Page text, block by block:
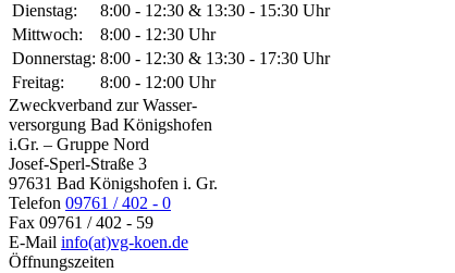
Dienstag:
8:00 - 12:30 & 13:30 - 15:30 Uhr
Mittwoch:
8:00 - 12:30 Uhr
Donnerstag: 8:00 - 12:30 & 13:30 - 17:30 Uhr
Freitag:
8:00 - 12:00 Uhr
Zweckverband zur Wasser-
versorgung Bad Königshofen
i.Gr. – Gruppe Nord
Josef-Sperl-Straße 3
97631 Bad Königshofen i. Gr.
Telefon 09761 / 402 - 0
Fax 09761 / 402 - 59
E-Mail info(at)vg-koen.de
Öffnungszeiten